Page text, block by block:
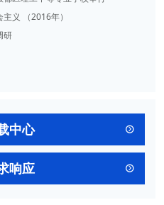
义 （2016年）
研
中心 
响应 